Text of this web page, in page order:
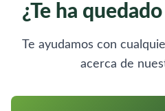
¿Te ha
Te ayudamos con
acerca de